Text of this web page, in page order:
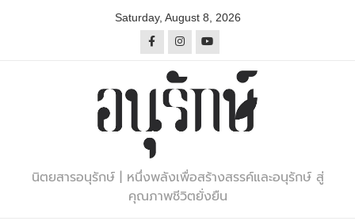
Saturday, August 8, 2026
นิตยสารอนุรักษ์ | หนึ่งพลังเพื่อสร้างสรรค์และอนุรักษ์ สู่
คุณภาพชีวิตยั่งยืน